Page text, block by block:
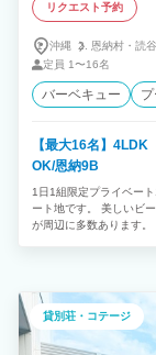
リクエスト予約
沖縄 恩納村・ 読谷
定員 1〜16名
バーベキュー
【最大16名】
OK/恩納9B
1日1組限定プライベー
ート地です。 美しいビ
が周辺に多数あります
貸別荘・コテージ